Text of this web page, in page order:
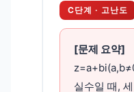
C단계 · 고난도
[문제 요약]
실수일 때,